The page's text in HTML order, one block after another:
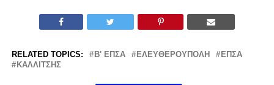
RELATED TOPICS: Β' ΕΠΣΑ ΕΛΕΥΘΕΡΟΎΠΟΛΗ
ΕΠΣΑ
ΚΑΛΛΊΤΣΗΣ